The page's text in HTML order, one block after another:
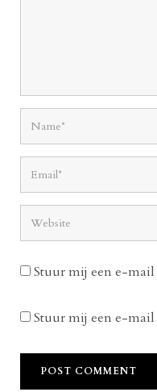
Stuur mij een e-mail
Stuur mij een e-mail